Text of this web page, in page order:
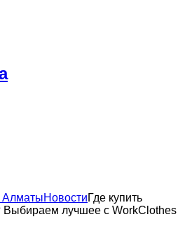
АлматыНовостиГде купить
лучшее с WorkClothes